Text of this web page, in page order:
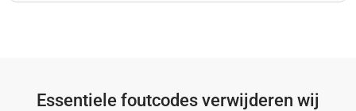
Essentiele foutcodes verwijderen wij